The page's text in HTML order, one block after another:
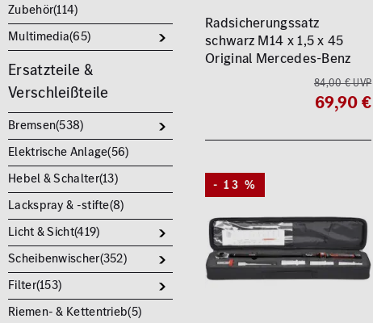
Zubehör(114)
Multimedia(65)
Ersatzteile &
Verschleißteile
Bremsen(538)
Elektrische Anlage(56)
Hebel & Schalter(13)
Lackspray & -stifte(8)
Licht & Sicht(419)
Scheibenwischer(352)
Filter(153)
Riemen- & Kettentrieb(5)
Radsicherungssatz
schwarz M14 x 1,5 x 45
Original Mercedes-Benz
84,00 € UVP
69,90 €
- 13 %